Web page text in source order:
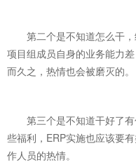
第二个是不知道怎么干，
项目组成员自身的业务能力
而久之，热情也会被磨灭的。
第三个是不知道干好了有
些福利，ERP实施也应该要
作人员的热情。